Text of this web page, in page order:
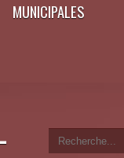
MUNICIPALES